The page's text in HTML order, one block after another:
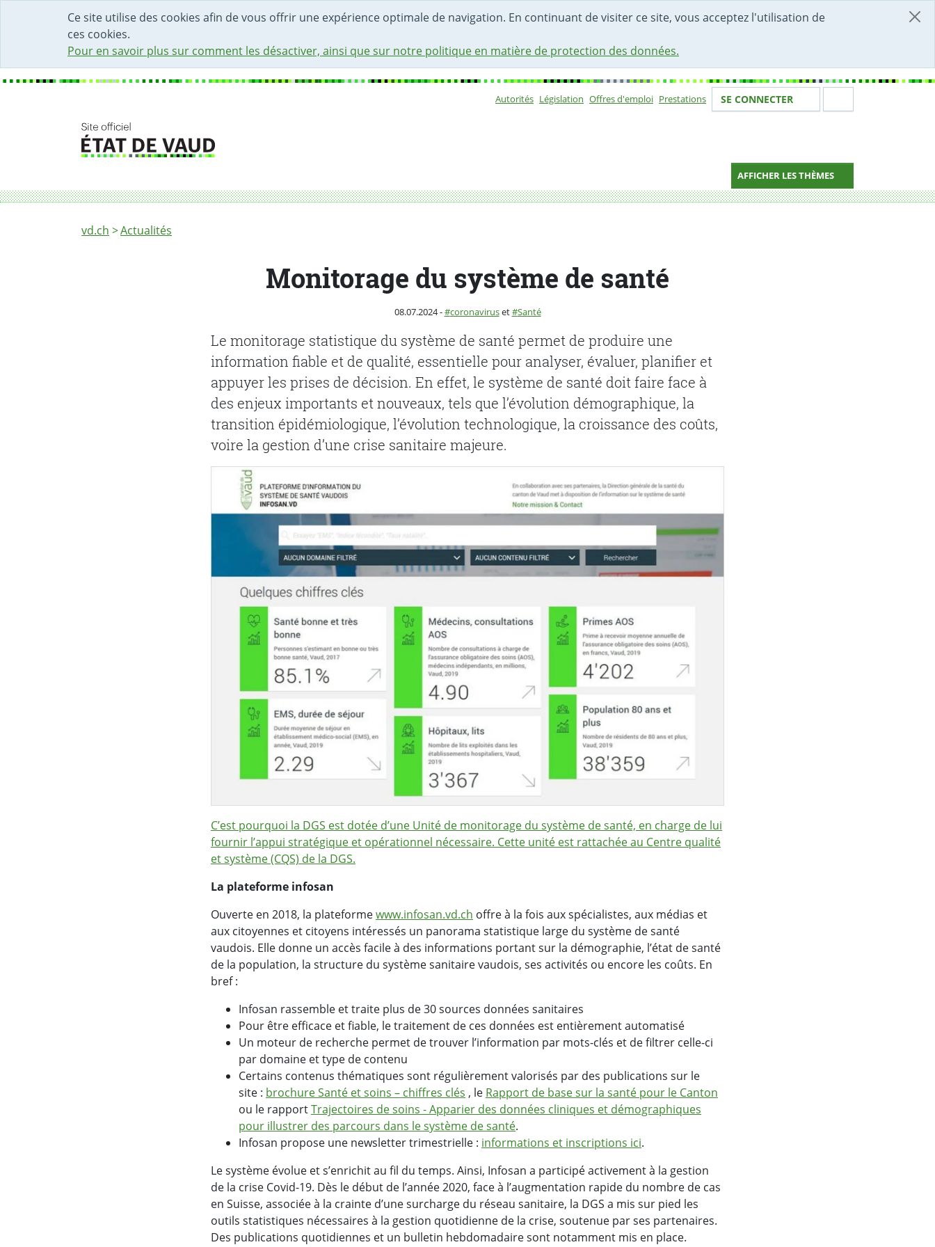
Ce site utilise des cookies afin de vous offrir une expérience optimale de navigation. En continuant de visiter ce site, vous acceptez l'utilisation de
ces cookies.
Pour en savoir plus sur comment les désactiver, ainsi que sur notre politique en matière de protection des données.
DÉBUT DU CONTENU DE LA PAGE
ACCÈS AU CHAMP DE RECHERCHE
PAGE D'ACCUEIL
FORMULAIRE DE CONTACT
Autorités Législation Offres d'emploi Prestations Votre identité
SE CONNECTER
AFFICHER LES THÈMES
Fil d'Ariane
vd.ch Actualités
Monitorage du système de santé
Monitorage du système de santé
Publié le
08.07.2024-Catégorie :
coronaviruset Santé
Le monitorage statistique du système de santé permet de produire une
information fiable et de qualité, essentielle pour analyser, évaluer, planifier et
appuyer les prises de décision. En effet, le système de santé doit faire face à
des enjeux importants et nouveaux, tels que l’évolution démographique, la
transition épidémiologique, l’évolution technologique, la croissance des coûts,
voire la gestion d’une crise sanitaire majeure.
C’est pourquoi la DGS est dotée d’une Unité de monitorage du système de santé, en charge de lui
fournir l’appui stratégique et opérationnel nécessaire. Cette unité est rattachée au Centre qualité
et système (CQS) de la DGS.
La plateforme infosan
Ouverte en 2018, la plateformewww.infosan.vd.ch offre à la fois aux spécialistes, aux médias et
aux citoyennes et citoyens intéressés un panorama statistique large du système de santé
vaudois. Elle donne un accès facile à des informations portant sur la démographie, l’état de santé
de la population, la structure du système sanitaire vaudois, ses activités ou encore les coûts. En
bref :
Infosan rassemble et traite plus de 30 sources données sanitaires
Pour être efficace et fiable, le traitement de ces données est entièrement automatisé
Un moteur de recherche permet de trouver l’information par mots-clés et de filtrer celle-ci
par domaine et type de contenu
Certains contenus thématiques sont régulièrement valorisés par des publications sur le
site : brochure Santé et soins – chiffres clés , le Rapport de base sur la santé pour le Canton
ou le rapportTrajectoires de soins - Apparier des données cliniques et démographiques
pour illustrer des parcours dans le système de santé.
Infosan propose une newsletter trimestrielle : informations et inscriptions ici.
Le système évolue et s’enrichit au fil du temps. Ainsi, Infosan a participé activement à la gestion
de la crise Covid-19. Dès le début de l’année 2020, face à l’augmentation rapide du nombre de cas
en Suisse, associée à la crainte d’une surcharge du réseau sanitaire, la DGS a mis sur pied les
outils statistiques nécessaires à la gestion quotidienne de la crise, soutenue par ses partenaires.
Des publications quotidiennes et un bulletin hebdomadaire sont notamment mis en place.